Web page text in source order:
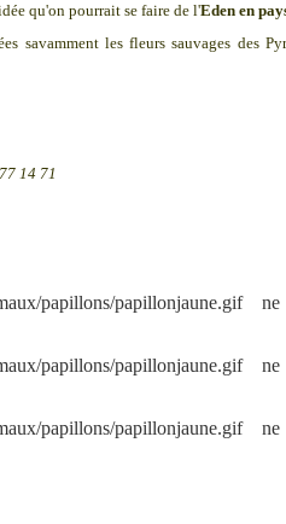
qu'on pourrait se faire de l'Eden en
les fleurs sauvages des
14 71